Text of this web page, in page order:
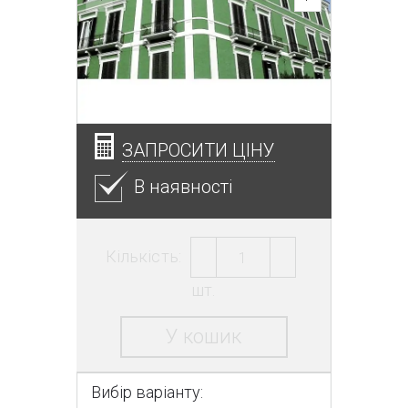
ЗАПРОСИТИ ЦІНУ
В наявності
Кількість:
шт.
У кошик
Вибір варіанту: